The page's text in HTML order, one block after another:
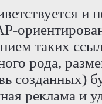
и
таких
рода,
созданных)
реклама и